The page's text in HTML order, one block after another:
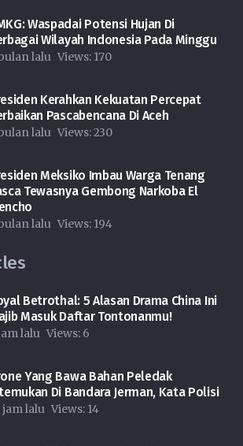
Waspadai Potensi Hujan Di
Wilayah Indonesia Pada Minggu
lalu Views: 170
Kerahkan Kekuatan Percepat
Pascabencana Di Aceh
lalu Views:230
Meksiko Imbau Warga Tenang
Tewasnya Gembong Narkoba El
lalu Views: 194
Betrothal: 5 Alasan Drama China Ini
Masuk Daftar Tontonanmu!
lalu Views: 6
Yang Bawa Bahan Peledak
Di Bandara Jerman, Kata Polisi
jam lalu Views: 14